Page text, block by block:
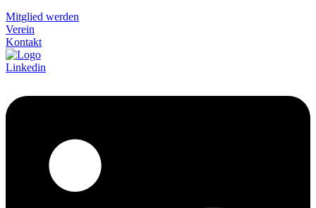
Mitglied werden
Verein
Kontakt
Linkedin